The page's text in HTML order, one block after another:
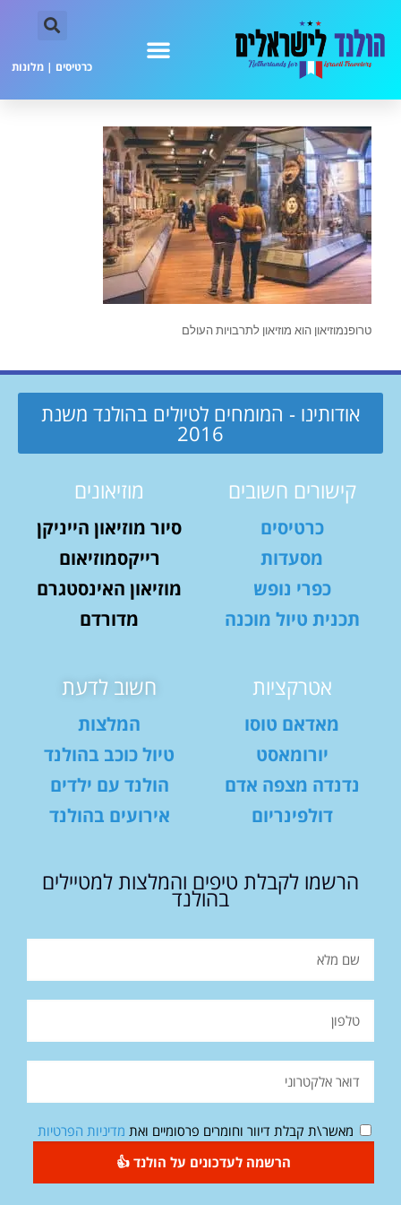
כרטיסים | מלונות
טרופנמוזיאון הוא מוזיאון לתרבויות העולם
אודותינו - המומחים לטיולים בהולנד משנת
2016
קישורים חשובים
כרטיסים
מסעדות
כפרי נופש
תכנית טיול מוכנה
מוזיאונים
סיור מוזיאון הייניקן
רייקסמוזיאום
מוזיאון האינסטגרם
מדורדם
אטרקציות
מאדאם טוסו
יורומאסט
נדנדה מצפה אדם
דולפינריום
חשוב לדעת
המלצות
טיול כוכב בהולנד
הולנד עם ילדים
אירועים בהולנד
הרשמו לקבלת טיפים והמלצות למטיילים
בהולנד
מאשר\ת קבלת דיוור וחומרים פרסומיים ואת מדיניות הפרטיות
הרשמה לעדכונים על הולנד 👍